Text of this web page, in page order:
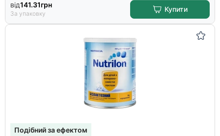
від141.31грн
За упаковку
Купити
Подібний за ефектом